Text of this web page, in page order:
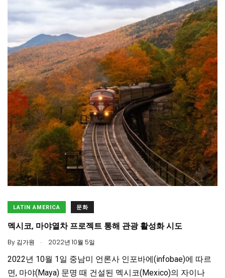
LATIN AMERICA 문화
멕시코, 마야열차 프로젝트 통해 관광 활성화 시도
By 김가원 . 2022년 10월 5일
2022년 10월 1일 중남미 언론사 인포바에(infobae)에 따르
면, 마야(Maya) 문명 때 건설된 멕시코(Mexico)의 자이나